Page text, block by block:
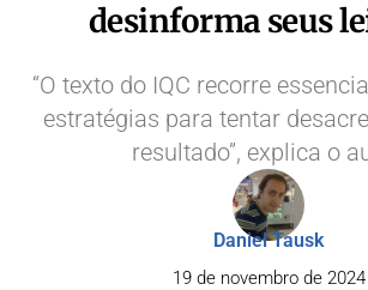
desinforma seus
“O texto do IQC recorre
estratégias para tentar
resultado”, explica o
Daniel Tausk
19 de novembro de 2024